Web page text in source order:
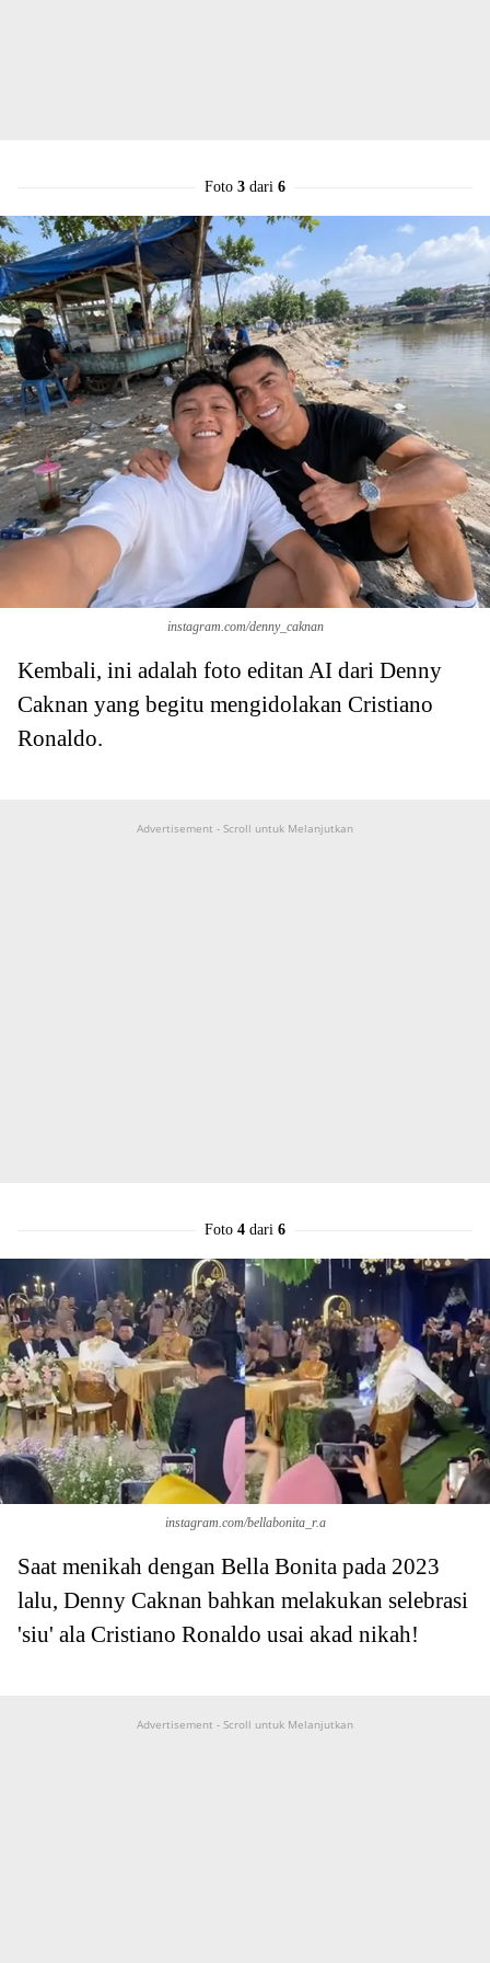
Foto 3 dari 6
instagram.com/denny_caknan
Kembali, ini adalah foto editan AI dari Denny
Caknan yang begitu mengidolakan Cristiano
Ronaldo.
Advertisement - Scroll untuk Melanjutkan
Foto 4 dari 6
instagram.com/bellabonita_r.a
Saat menikah dengan Bella Bonita pada 2023
lalu, Denny Caknan bahkan melakukan selebrasi
'siu' ala Cristiano Ronaldo usai akad nikah!
Advertisement - Scroll untuk Melanjutkan